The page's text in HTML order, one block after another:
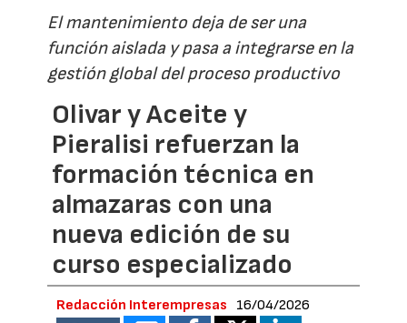
El mantenimiento deja de ser una
función aislada y pasa a integrarse en la
gestión global del proceso productivo
Olivar y Aceite y
Pieralisi refuerzan la
formación técnica en
almazaras con una
nueva edición de su
curso especializado
Redacción Interempresas 16/04/2026